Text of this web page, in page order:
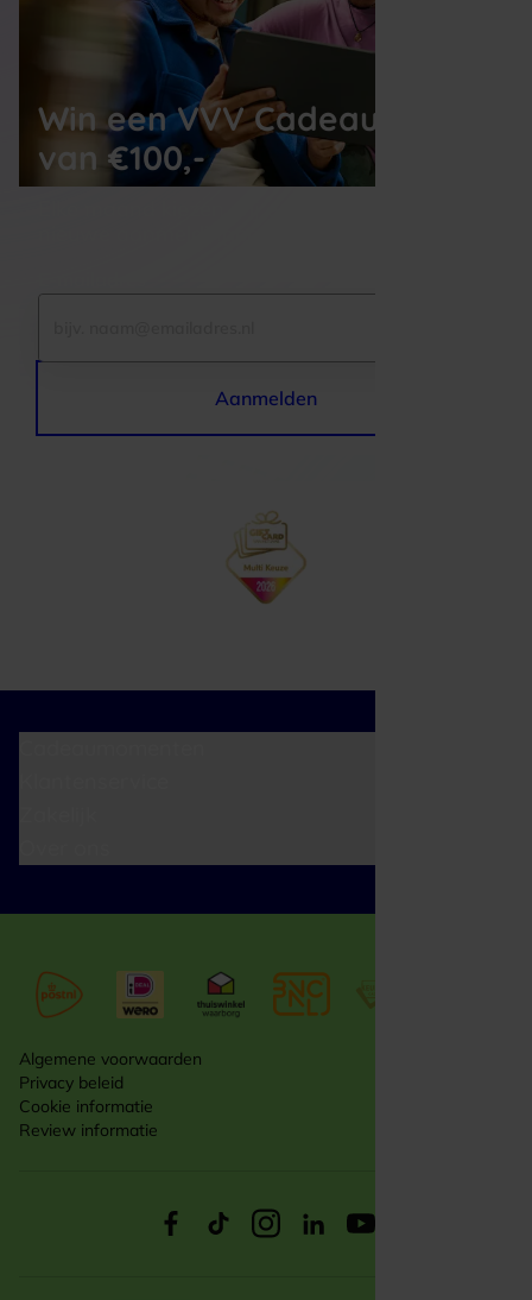
Win een VVV Cadeaukaart
van €100,-
Aanmelden
Algemene voorwaarden
Privacy beleid
Cookie informatie
Review informatie